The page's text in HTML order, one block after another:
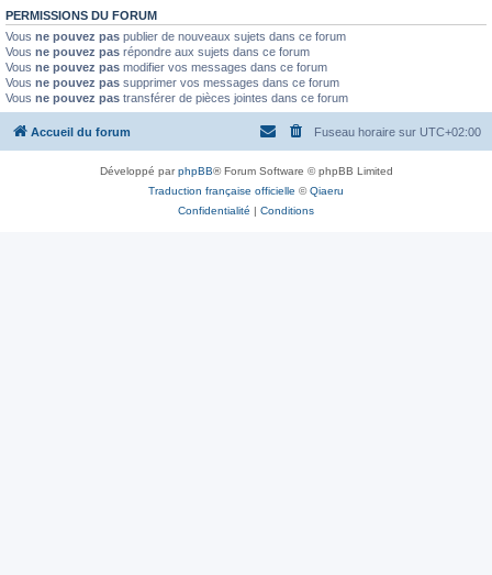
PERMISSIONS DU FORUM
Vous ne pouvez pas publier de nouveaux sujets dans ce forum
Vous ne pouvez pas répondre aux sujets dans ce forum
Vous ne pouvez pas modifier vos messages dans ce forum
Vous ne pouvez pas supprimer vos messages dans ce forum
Vous ne pouvez pas transférer de pièces jointes dans ce forum
Accueil du forum Fuseau horaire sur UTC+02:00
Développé parphpBB® Forum Software © phpBB Limited
Traduction française officielle ©Qiaeru
Confidentialité | Conditions